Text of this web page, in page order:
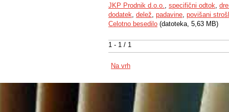
1 - 1 / 1
JKP Prodnik d.o.o., specifični odtok,
dodatek, delež, padavine, povišani
Celotno besedilo (datoteka, 5,63 MB)
Na vrh